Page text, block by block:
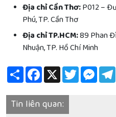
Địa chỉ Cần Thơ:P012 –
Phú, TP. Cần Thơ
Địa chỉ TP.HCM:89 Phan
Nhuận, TP. Hồ Chí Minh
Share Facebook
X Twitter
Tin liên quan: